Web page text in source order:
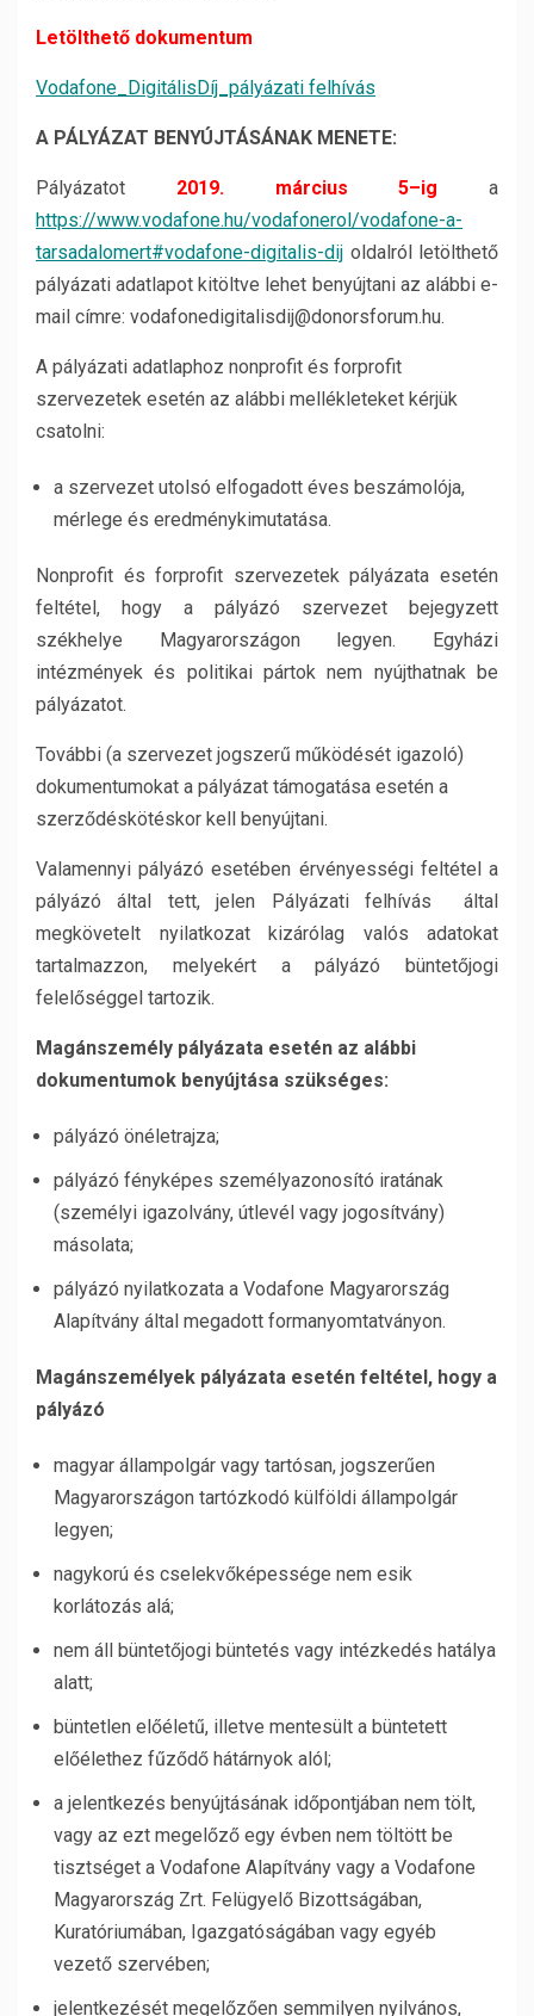
Letölthető dokumentum
Vodafone_DigitálisDíj_pályázati felhívás
A PÁLYÁZAT BENYÚJTÁSÁNAK MENETE:
Pályázatot 2019. március 5–ig a
https://www.vodafone.hu/vodafonerol/vodafone-a-
tarsadalomert#vodafone-digitalis-dij oldalról letölthető
pályázati adatlapot kitöltve lehet benyújtani az alábbi e-
mail címre: vodafonedigitalisdij@donorsforum.hu.
A pályázati adatlaphoz nonprofit és forprofit
szervezetek esetén az alábbi mellékleteket kérjük
csatolni:
a szervezet utolsó elfogadott éves beszámolója,
mérlege és eredménykimutatása.
Nonprofit és forprofit szervezetek pályázata esetén
feltétel, hogy a pályázó szervezet bejegyzett
székhelye Magyarországon legyen. Egyházi
intézmények és politikai pártok nem nyújthatnak be
pályázatot.
További (a szervezet jogszerű működését igazoló)
dokumentumokat a pályázat támogatása esetén a
szerződéskötéskor kell benyújtani.
Valamennyi pályázó esetében érvényességi feltétel a
pályázó által tett, jelen Pályázati felhívás által
megkövetelt nyilatkozat kizárólag valós adatokat
tartalmazzon, melyekért a pályázó büntetőjogi
felelőséggel tartozik.
Magánszemély pályázata esetén az alábbi
dokumentumok benyújtása szükséges:
pályázó önéletrajza;
pályázó fényképes személyazonosító iratának
(személyi igazolvány, útlevél vagy jogosítvány)
másolata;
pályázó nyilatkozata a Vodafone Magyarország
Alapítvány által megadott formanyomtatványon.
Magánszemélyek pályázata esetén feltétel, hogy a
pályázó
magyar állampolgár vagy tartósan, jogszerűen
Magyarországon tartózkodó külföldi állampolgár
legyen;
nagykorú és cselekvőképessége nem esik
korlátozás alá;
nem áll büntetőjogi büntetés vagy intézkedés hatálya
alatt;
büntetlen előéletű, illetve mentesült a büntetett
előélethez fűződő hátárnyok alól;
a jelentkezés benyújtásának időpontjában nem tölt,
vagy az ezt megelőző egy évben nem töltött be
tisztséget a Vodafone Alapítvány vagy a Vodafone
Magyarország Zrt. Felügyelő Bizottságában,
Kuratóriumában, Igazgatóságában vagy egyéb
vezető szervében;
jelentkezését megelőzően semmilyen nyilvános,